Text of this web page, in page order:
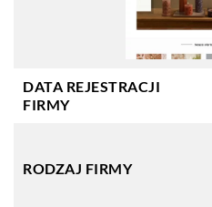
DATA REJESTRACJI
FIRMY
RODZAJ FIRMY